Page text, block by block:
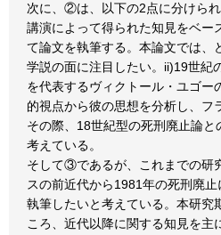
次に、②は、以下の2点に分けら
講演によって得られた知見をベー
て論文を執筆する。本論文では、
学説の面に注目したい。ii)19世紀
を代表するヴィクトール・ユゴー
的視点から彼の思想を分析し、フ
その際、18世紀型の死刑廃止論と
考えている。
そして③であるが、これまでの研
スの前近代から1981年の死刑廃
執筆したいと考えている。本研究
ころ、近代以降に関する知見を主